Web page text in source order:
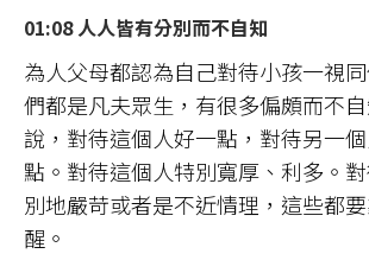
01:08 人人皆有分別而不自知
為人父母都認為自己對待小孩一視
們都是凡夫眾生，有很多偏頗而不
說，對待這個人好一點，對待另一
點。對待這個人特別寬厚、利多。
別地嚴苛或者是不近情理，這些都
醒。